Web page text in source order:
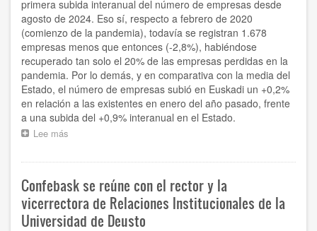
primera subida interanual del número de empresas desde
agosto de 2024. Eso sí, respecto a febrero de 2020
(comienzo de la pandemia), todavía se registran 1.678
empresas menos que entonces (-2,8%), habiéndose
recuperado tan solo el 20% de las empresas perdidas en la
pandemia. Por lo demás, y en comparativa con la media del
Estado, el número de empresas subió en Euskadi un +0,2%
en relación a las existentes en enero del año pasado, frente
a una subida del +0,9% interanual en el Estado.
Lee más
Euskadi
88
empresas
más
Confebask se reúne con el rector y la
vicerrectora de Relaciones Institucionales de la
Universidad de Deusto